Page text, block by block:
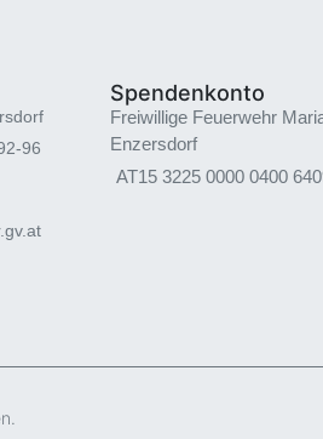
96
Spendenkonto
Freiwillige Feuerwehr
Enzersdorf
AT15 3225 0000 0400